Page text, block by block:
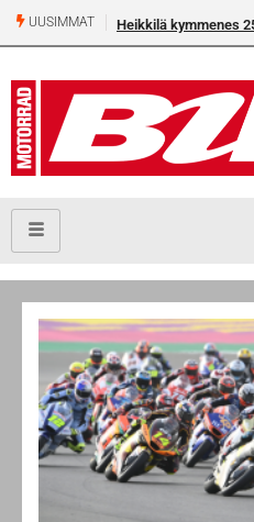
UUSIMMAT Heikkilä kymmenes